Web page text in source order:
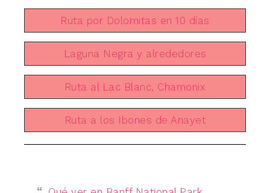
Ruta por Dolomitas en 10 días
Laguna Negra y alrededores
Ruta al Lac Blanc, Chamonix
Ruta a los Ibones de Anayet